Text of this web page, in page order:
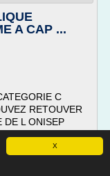
X
A CAP ...
C
RETOUVER
DE L ONISEP
l'année 2015
pour